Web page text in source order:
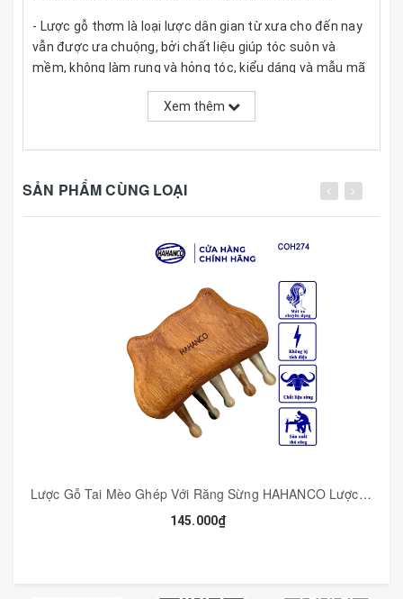
- Lược gỗ thơm là loại lược dân gian từ xưa cho đến nay
vẫn được ưa chuộng, bởi chất liệu giúp tóc suôn và
mềm, không làm rụng và hỏng tóc, kiểu dáng và mẫu mã
được thay đổi theo năm tháng.
- Đây là mẫu lược gỗ được thiết kế các đường khía trên
lược dày với các đường cong giúp tay cầm dễ dàng và
lược được các bàn tay của những nghệ nhân sản xuất
thủ công, những chiếc răng lược được các bàn tay khéo
léo mài dũa từng chiếc một cẩn thận để đạt được độ
nhẵn bóng, khi chải tóc sẽ không làm gãy và rụng tóc.
Xem thêm
SẢN PHẨM CÙNG LOẠI
Lược Gỗ Tai Mèo Ghép Với Răng Sừng HAHANCO Lược Dưỡng Sinh Và Chăm Sóc Tóc - COH274
145.000₫